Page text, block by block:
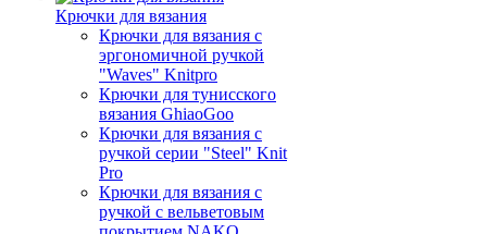
Крючки для вязания
Крючки для вязания с
эргономичной ручкой
"Waves" Knitpro
Крючки для тунисского
вязания GhiaoGoo
Крючки для вязания с
ручкой серии "Steel" Knit
Pro
Крючки для вязания с
ручкой с вельветовым